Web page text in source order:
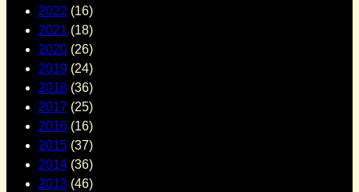
2022 (16)
2021 (18)
2020 (26)
2019 (24)
2018 (36)
2017 (25)
2016 (16)
2015 (37)
2014 (36)
2013 (46)